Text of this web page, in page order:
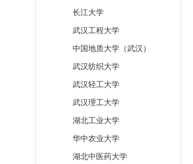
长江大学
武汉工程大学
中国地质大学（武汉）
武汉纺织大学
武汉轻工大学
武汉理工大学
湖北工业大学
华中农业大学
湖北中医药大学